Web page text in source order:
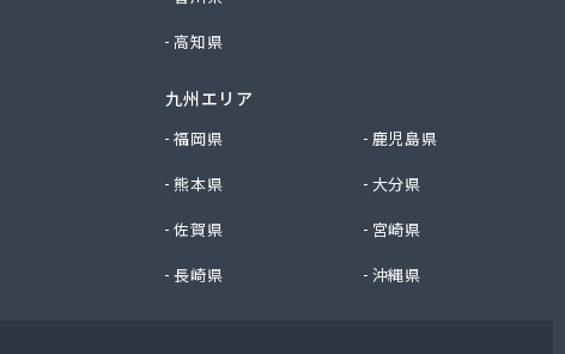
高知県
九州エリア
福岡県
鹿児島県
熊本県
大分県
佐賀県
宮崎県
長崎県
沖縄県